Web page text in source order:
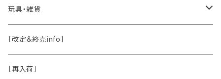
保湿剤
除菌
おくち・おめめ・おみみ
おくち
おめめ
ブラシと雑貨
その他（乳製品・果物野菜）
Natural Marche
ちょこっとシリーズ
◾️躾トレーニングに
関節・骨
おめめ
おなか
手作り補助
ウェット・お惣菜
ドライ
玩具・雑貨
ノーズワーク・玩具
お散歩用品
［改定＆終売info］
［再入荷］